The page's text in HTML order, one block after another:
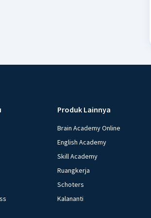
Produk Lainnya
Brain Academy Online
English Academy
Skill Academy
Ruangkerja
Schoters
Kalananti